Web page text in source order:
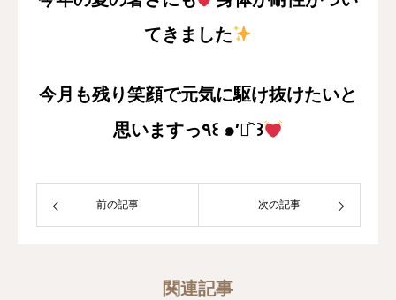
てきました
今月も残り笑顔で元気に駆け抜けたいと
思いますっ٩꒰ ๑′◡͐`꒱
前の記事 次の記事
関連記事